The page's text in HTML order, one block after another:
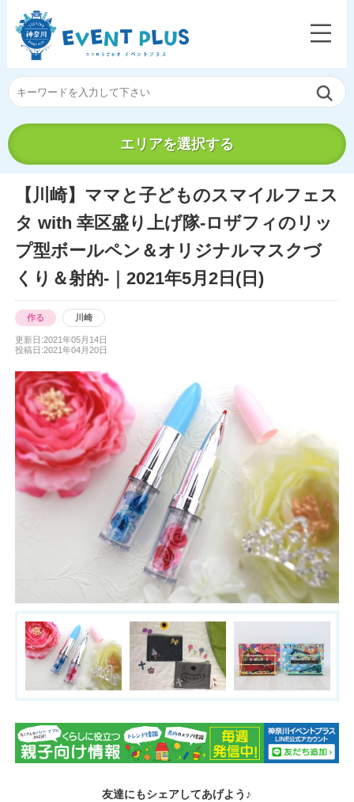
エリアを選択する
【川崎】ママと子どものスマイルフェス
タ with 幸区盛り上げ隊-ロザフィのリッ
プ型ボールペン＆オリジナルマスクづ
くり＆射的-｜2021年5月2日(日)
作る 川崎
更新日:2021年05月14日
投稿日:2021年04月20日
友達にもシェアしてあげよう♪